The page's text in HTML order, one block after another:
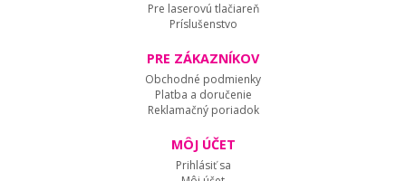
Pre laserovú tlačiareň
Príslušenstvo
PRE ZÁKAZNÍKOV
Obchodné podmienky
Platba a doručenie
Reklamačný poriadok
MÔJ ÚČET
Prihlásiť sa